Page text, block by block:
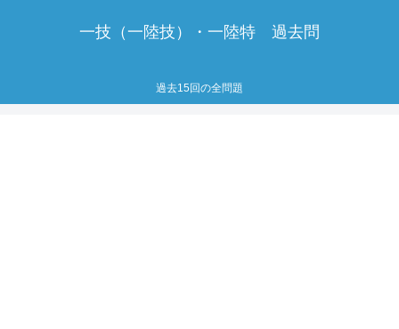
一技（一陸技）・一陸特 過去問
過去15回の全問題